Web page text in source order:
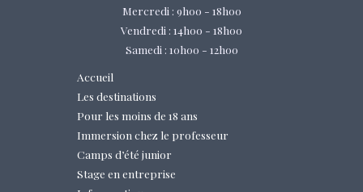
Mercredi : 9h00 - 18h00
Vendredi : 14h00 - 18h00
Samedi : 10h00 - 12h00
Accueil
Les destinations
Pour les moins de 18 ans
Immersion chez le professeur
Camps d’été junior
Stage en entreprise